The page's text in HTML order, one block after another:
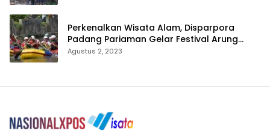
Perkenalkan Wisata Alam, Disparpora
Padang Pariaman Gelar Festival Arung
Jeram Tingkat SMA
Agustus 2, 2023